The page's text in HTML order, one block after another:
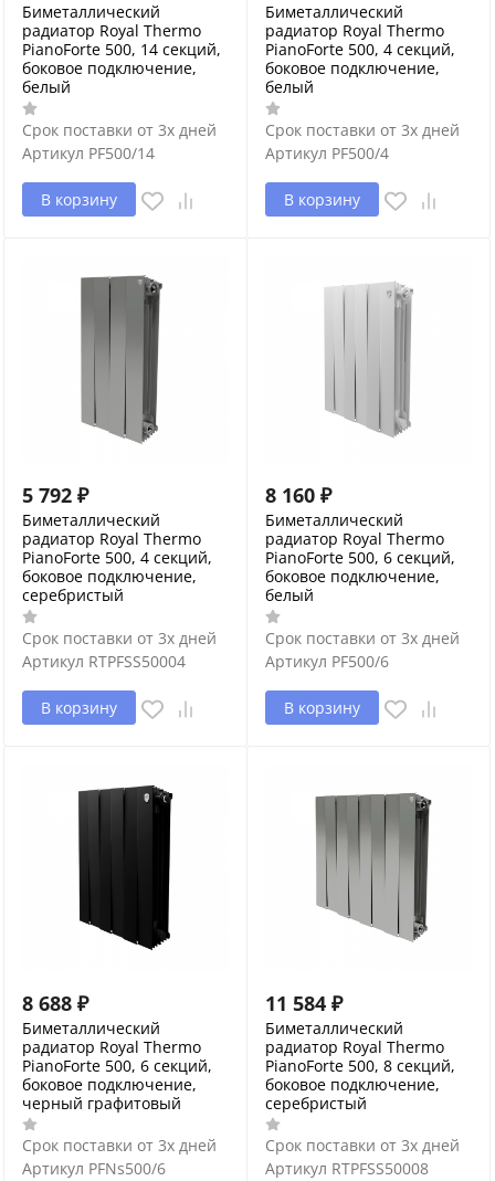
Биметаллический
радиатор Royal Thermo
PianoForte 500, 14 секций,
боковое подключение,
белый
Срок поставки от 3х дней
Артикул PF500/14
В корзину
Биметаллический
радиатор Royal Thermo
PianoForte 500, 4 секций,
боковое подключение,
белый
Срок поставки от 3х дней
Артикул PF500/4
В корзину
5 792 ₽
Биметаллический
радиатор Royal Thermo
PianoForte 500, 4 секций,
боковое подключение,
серебристый
Срок поставки от 3х дней
Артикул RTPFSS50004
В корзину
8 160 ₽
Биметаллический
радиатор Royal Thermo
PianoForte 500, 6 секций,
боковое подключение,
белый
Срок поставки от 3х дней
Артикул PF500/6
В корзину
8 688 ₽
Биметаллический
радиатор Royal Thermo
PianoForte 500, 6 секций,
боковое подключение,
черный графитовый
Срок поставки от 3х дней
Артикул PFNs500/6
11 584 ₽
Биметаллический
радиатор Royal Thermo
PianoForte 500, 8 секций,
боковое подключение,
серебристый
Срок поставки от 3х дней
Артикул RTPFSS50008